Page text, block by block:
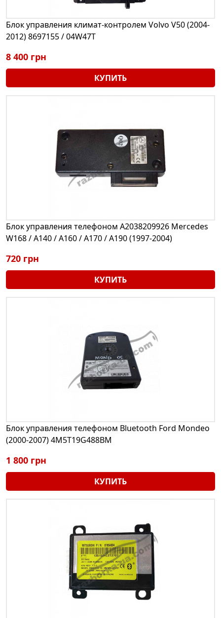
Блок управления климат-контролем Volvo V50 (2004-
2012) 8697155 / 04W47T
8 400 грн
КУПИТЬ
Блок управления телефоном A2038209926 Mercedes
W168 / A140 / A160 / A170 / A190 (1997-2004)
720 грн
КУПИТЬ
Блок управления телефоном Bluetooth Ford Mondeo
(2000-2007) 4M5T19G488BM
1 800 грн
КУПИТЬ